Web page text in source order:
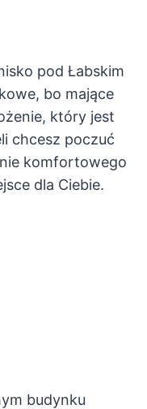
pod Łabskim
bo mające
który jest
chcesz poczuć
komfortowego
dla Ciebie.
budynku